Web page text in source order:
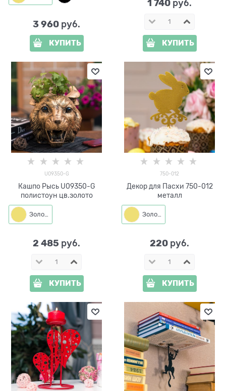
3 960 руб.
КУПИТЬ
1 740 руб.
КУПИТЬ
U09350-G
Кашпо Рысь U09350-G
полистоун цв.золото
Золото
2 485 руб.
КУПИТЬ
750-012
Декор для Пасхи 750-012
металл
Золото
220 руб.
КУПИТЬ